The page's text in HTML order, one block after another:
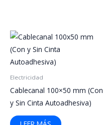
Electricidad
Cablecanal 100×50 mm (Con
y Sin Cinta Autoadhesiva)